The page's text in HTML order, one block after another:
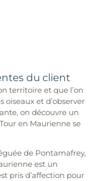
du client
territoire et que l’on
oiseaux et d’observer
on découvre un
en Maurienne se
de Pontamafrey,
est un
pris d’affection pour